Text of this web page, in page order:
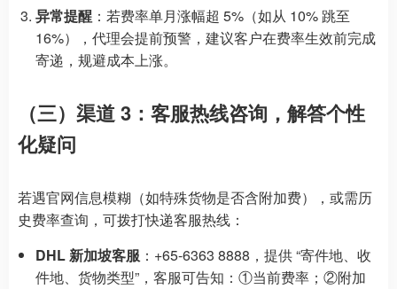
异常提醒 ：若费率单月涨幅超 5%（如从 10% 跳至
16%），代理会提前预警，建议客户在费率生效前完成
寄递，规避成本上涨。
（三）渠道 3：客服热线咨询，解答个性
化疑问
若遇官网信息模糊（如特殊货物是否含附加费），或需历
史费率查询，可拨打快递客服热线：
DHL 新加坡客服 ：+65-6363 8888，提供 “寄件地、收
件地、货物类型”，客服可告知：①当前费率；②附加